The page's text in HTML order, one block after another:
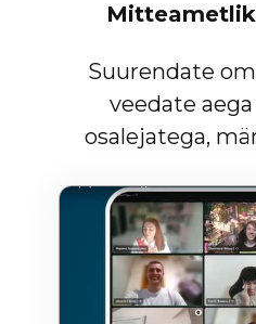
Suurendate
veedate
osalejatega,